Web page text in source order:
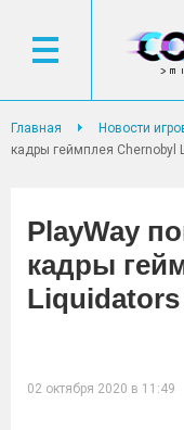
Главная Новости
кадры геймплея Chernobyl
PlayWay
кадры
02 октября 2020 в 11:49